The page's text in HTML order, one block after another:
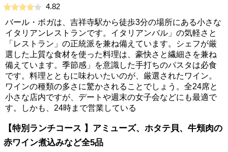
4.82
バール・ボガは、吉祥寺駅から徒歩3分の場所にある小さな
イタリアンレストランです。イタリアンバル」の気軽さと
「レストラン」の正統派を兼ね備えています。シェフが厳
選した上質な食材を使った料理は、豪快さと繊細さを兼ね
備えています。季節感」を意識した手打ちのパスタは必食
です。料理とともに味わいたいのが、厳選されたワイン。
ワインの種類の多さに驚かされることでしょう。全24席と
小さな店内ですが、デートや週末の女子会などにも最適で
す。しかも、24時まで営業している
【特別ランチコース 】アミューズ、ホタテ貝、牛頬肉の
赤ワイン煮込みなど全5品